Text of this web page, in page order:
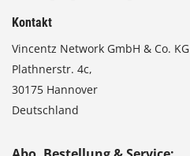
Kontakt
Vincentz Network GmbH & Co. KG
Plathnerstr. 4c,
30175 Hannover
Deutschland